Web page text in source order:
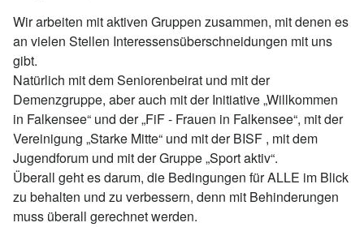
Wir arbeiten mit aktiven Gruppen zusammen, mit denen es
an vielen Stellen Interessensüberschneidungen mit uns
gibt.
Natürlich mit dem Seniorenbeirat und mit der
Demenzgruppe, aber auch mit der Initiative „Willkommen
in Falkensee“ und der „FiF - Frauen in Falkensee“, mit der
Vereinigung „Starke Mitte“ und mit der BISF , mit dem
Jugendforum und mit der Gruppe „Sport aktiv“.
Überall geht es darum, die Bedingungen für ALLE im Blick
zu behalten und zu verbessern, denn mit Behinderungen
muss überall gerechnet werden.